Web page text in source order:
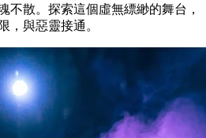
不散。探索這個虛無縹緲的舞台，
，與惡靈接通。